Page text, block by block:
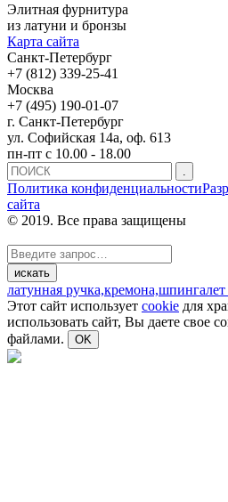
Элитная фурнитура
из латуни и бронзы
Карта сайта
Санкт-Петербург
+7 (812) 339-25-41
Москва
+7 (495) 190-01-07
г. Санкт-Петербург
ул. Софийская 14а, оф. 613
пн-пт с 10.00 - 18.00
Политика конфиденциальности
сайта
© 2019. Все права защищены
латунная ручка,кремона,
Этот сайт использует cookie для
использовать сайт, Вы даете свое
файлами.
OK